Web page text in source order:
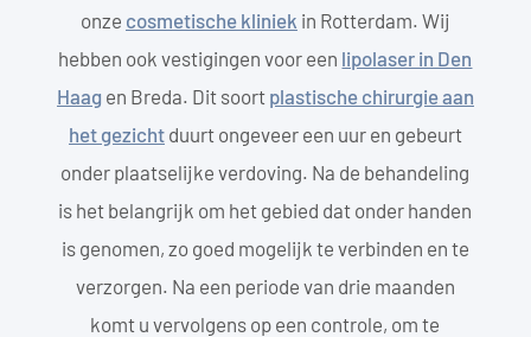
onze cosmetische kliniek in Rotterdam. Wij
hebben ook vestigingen voor een lipolaser in Den
Haag en Breda. Dit soort plastische chirurgie aan
het gezichtduurt ongeveer een uur en gebeurt
onder plaatselijke verdoving. Na de behandeling
is het belangrijk om het gebied dat onder handen
is genomen, zo goed mogelijk te verbinden en te
verzorgen. Na een periode van drie maanden
komt u vervolgens op een controle, om te